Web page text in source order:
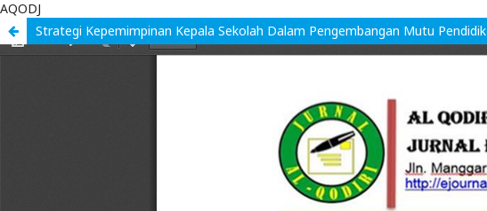
AQODJ
Strategi Kepemimpinan Kepala Sekolah Dalam Pengembangan Mutu Pendidik